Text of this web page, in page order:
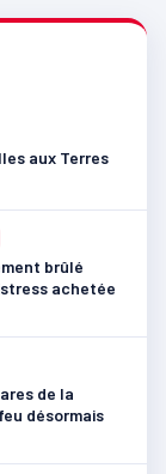
aux Terres
brûlé
achetée
de la
désormais